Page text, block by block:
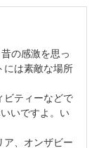
の感激を思っ
には素敵な場所
ビティーなどで
いですよ。い
ア、オンザビー